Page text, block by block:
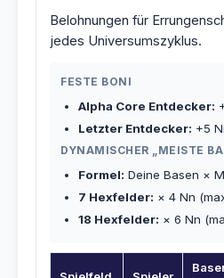
Belohnungen für
jedes Universumszyklus.
FESTE BONI
Alpha Core Entdecker:
Letzter Entdecker: +5
DYNAMISCHER „MEISTE
Formel: Deine Basen ×
7 Hexfelder: × 4 Nn
18 Hexfelder: × 6 Nn